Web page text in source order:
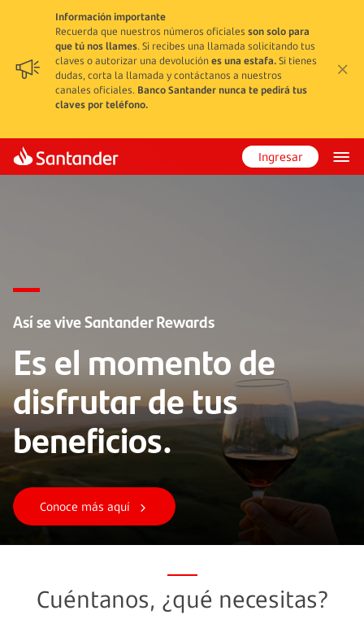
Información importante
Recuerda que nuestros números oficiales son solo para
que tú nos llames. Si recibes una llamada solicitando tus
claves o autorizar una devoluciónes una estafa.Si tienes
dudas, corta la llamada y contáctanos a nuestros
canales oficiales. Banco Santander nunca te pedirá tus
claves por teléfono.
Ingresar
Así se vive Santander Rewards
Es el momento de
disfrutar de tus
beneficios.
Conoce más aquí
Cuéntanos, ¿qué necesitas?